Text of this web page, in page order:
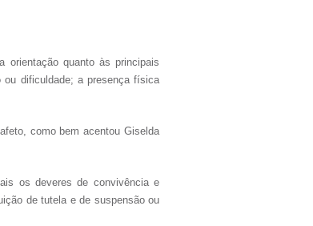
quanto às principais
ou dificuldade; a presença física
como bem acentou Giselda
os deveres de convivência e
de tutela e de suspensão ou